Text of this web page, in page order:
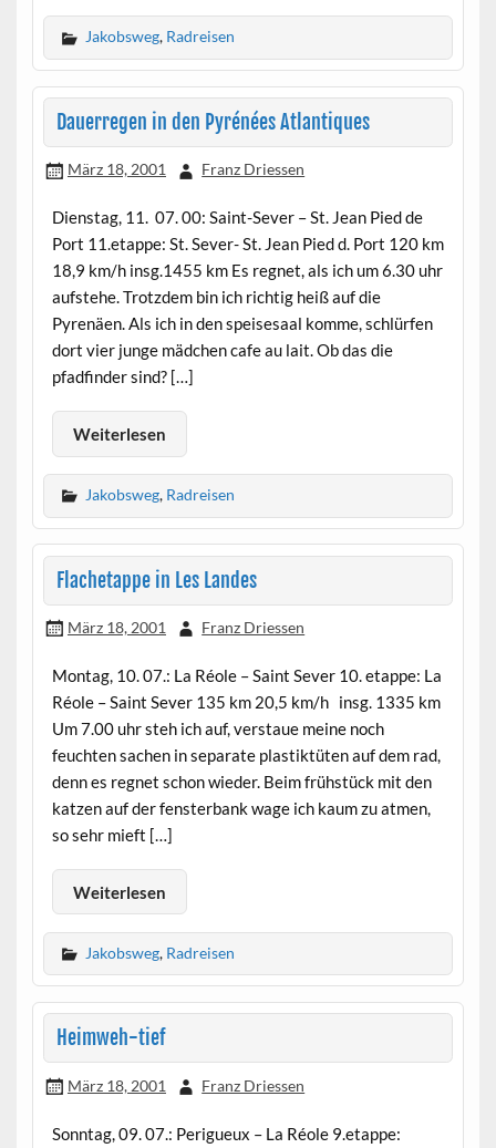
Jakobsweg, Radreisen
Dauerregen in den Pyrénées Atlantiques
März 18, 2001 Franz Driessen
Dienstag, 11. 07. 00: Saint-Sever – St. Jean Pied de
Port 11.etappe: St. Sever- St. Jean Pied d. Port 120 km
18,9 km/h insg.1455 km Es regnet, als ich um 6.30 uhr
aufstehe. Trotzdem bin ich richtig heiß auf die
Pyrenäen. Als ich in den speisesaal komme, schlürfen
dort vier junge mädchen cafe au lait. Ob das die
pfadfinder sind? […]
Weiterlesen
Jakobsweg, Radreisen
Flachetappe in Les Landes
März 18, 2001 Franz Driessen
Montag, 10. 07.: La Réole – Saint Sever 10. etappe: La
Réole – Saint Sever 135 km 20,5 km/h insg. 1335 km
Um 7.00 uhr steh ich auf, verstaue meine noch
feuchten sachen in separate plastiktüten auf dem rad,
denn es regnet schon wieder. Beim frühstück mit den
katzen auf der fensterbank wage ich kaum zu atmen,
so sehr mieft […]
Weiterlesen
Jakobsweg, Radreisen
Heimweh-tief
März 18, 2001 Franz Driessen
Sonntag, 09. 07.: Perigueux – La Réole 9.etappe: